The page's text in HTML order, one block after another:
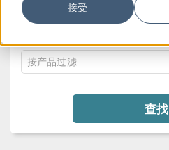
接受
按学科过滤
按产品过滤
查找